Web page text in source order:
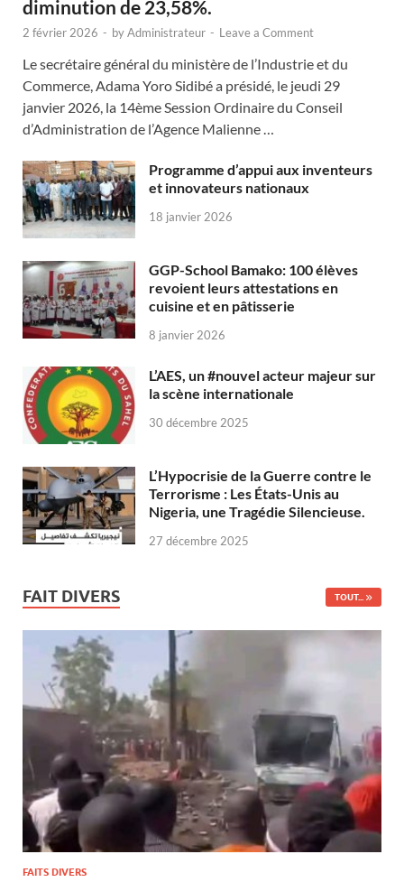
diminution de 23,58%.
2 février 2026 - byAdministrateur - Leave a Comment
Le secrétaire général du ministère de l’Industrie et du
Commerce, Adama Yoro Sidibé a présidé, le jeudi 29
janvier 2026, la 14ème Session Ordinaire du Conseil
d’Administration de l’Agence Malienne …
Programme d’appui aux inventeurs
et innovateurs nationaux
18 janvier 2026
GGP-School Bamako: 100 élèves
revoient leurs attestations en
cuisine et en pâtisserie
8 janvier 2026
L’AES, un #nouvel acteur majeur sur
la scène internationale
30 décembre 2025
L’Hypocrisie de la Guerre contre le
Terrorisme : Les États-Unis au
Nigeria, une Tragédie Silencieuse.
27 décembre 2025
FAIT DIVERS TOUT...
FAITS DIVERS